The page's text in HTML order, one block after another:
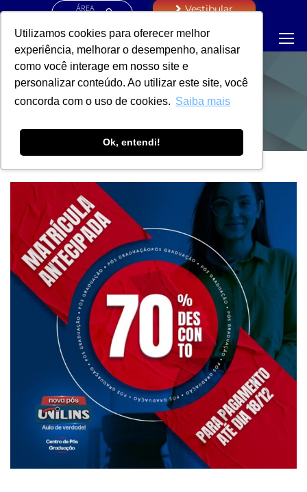
Utilizamos cookies para oferecer melhor
experiência, melhorar o desempenho, analisar
como você interage em nosso site e
personalizar conteúdo. Ao utilizar este site, você
concorda com o uso de cookies. Saiba mais
Ok, entendi!
ÁREA
Vestibular
NOTÍCIAS